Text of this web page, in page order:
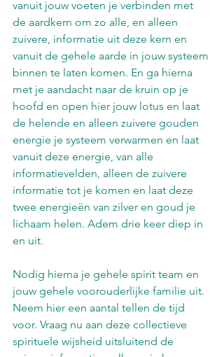
vanuit jouw voeten je verbinden met
de aardkern om zo alle, en alleen
zuivere, informatie uit deze kern en
vanuit de gehele aarde in jouw systeem
binnen te laten komen. En ga hierna
met je aandacht naar de kruin op je
hoofd en open hier jouw lotus en laat
de helende en alleen zuivere gouden
energie je systeem verwarmen en laat
vanuit deze energie, van alle
informatievelden, alleen de zuivere
informatie tot je komen en laat deze
twee energieën van zilver en goud je
lichaam helen. Adem drie keer diep in
en uit.
Nodig hierna je gehele spirit team en
jouw gehele voorouderlijke familie uit.
Neem hier een aantal tellen de tijd
voor. Vraag nu aan deze collectieve
spirituele wijsheid uitsluitend de